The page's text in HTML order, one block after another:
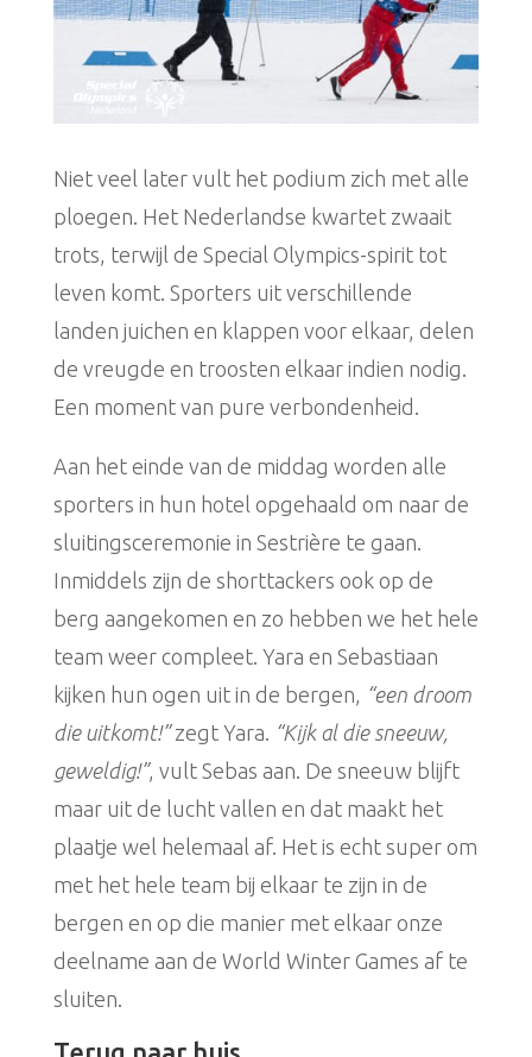
Niet veel later vult het podium zich met alle
ploegen. Het Nederlandse kwartet zwaait
trots, terwijl de Special Olympics-spirit tot
leven komt. Sporters uit verschillende
landen juichen en klappen voor elkaar, delen
de vreugde en troosten elkaar indien nodig.
Een moment van pure verbondenheid.
Aan het einde van de middag worden alle
sporters in hun hotel opgehaald om naar de
sluitingsceremonie in Sestrière te gaan.
Inmiddels zijn de shorttackers ook op de
berg aangekomen en zo hebben we het hele
team weer compleet. Yara en Sebastiaan
kijken hun ogen uit in de bergen, “een droom
die uitkomt!”zegt Yara. “Kijk al die sneeuw,
geweldig!”, vult Sebas aan. De sneeuw blijft
maar uit de lucht vallen en dat maakt het
plaatje wel helemaal af. Het is echt super om
met het hele team bij elkaar te zijn in de
bergen en op die manier met elkaar onze
deelname aan de World Winter Games af te
sluiten.